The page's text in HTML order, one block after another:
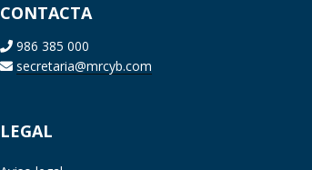
CONTACTA
986 385 000
secretaria@mrcyb.com
LEGAL